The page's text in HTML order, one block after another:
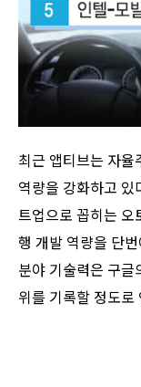
최근 앱티브는 자
역량을 강화하고
트업으로 꼽히는 오
행 개발 역량을 단
분야 기술력은 구
위를 기록할 정도로